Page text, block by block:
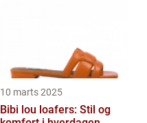
10 marts 2025
Bibi lou loafers: Stil og